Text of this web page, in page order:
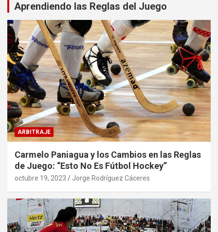
Aprendiendo las Reglas del Juego
ARBITRAJE
Carmelo Paniagua y los Cambios en las Reglas
de Juego: “Esto No Es Fútbol Hockey”
octubre 19, 2023 Jorge Rodríguez Cáceres